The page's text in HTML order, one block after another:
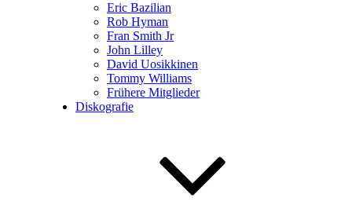
Eric Bazilian
Rob Hyman
Fran Smith Jr
John Lilley
David Uosikkinen
Tommy Williams
Frühere Mitglieder
Diskografie